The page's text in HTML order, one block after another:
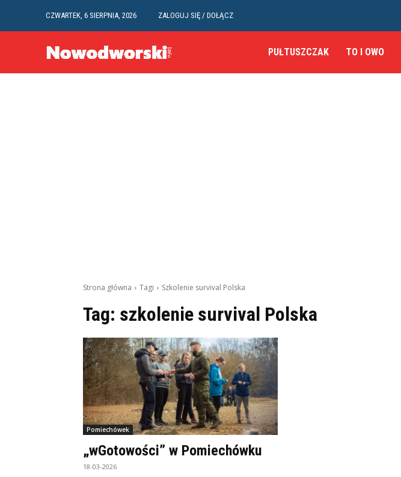
CZWARTEK, 6 SIERPNIA, 2026 ZALOGUJ SIĘ / DOŁĄCZ
PUŁTUSZCZAK TO I OWO
Strona główna Tagi Szkolenie survival Polska
Tag: szkolenie survival Polska
Pomiechówek
„wGotowości” w Pomiechówku
18-03-2026